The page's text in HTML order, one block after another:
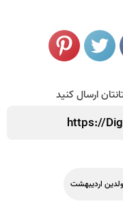
ارسال کنید
اردیبهشت